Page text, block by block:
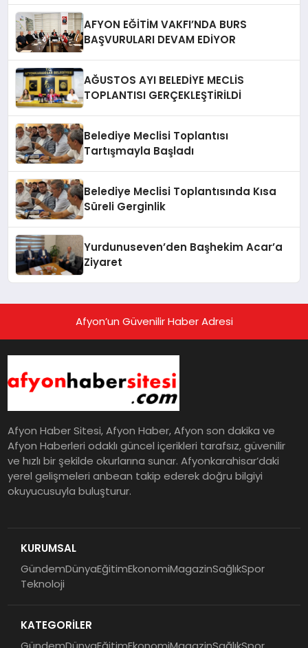
AFYON EĞİTİM VAKFI’NDA BURS
BAŞVURULARI DEVAM EDİYOR
AĞUSTOS AYI BELEDİYE MECLİS
TOPLANTISI GERÇEKLEŞTİRİLDİ
Belediye Meclisi Toplantısı
Tartışmayla Başladı
Belediye Meclisi Toplantısında Kısa
Süreli Gerginlik
Yurdunuseven’den Başhekim Acar’a
Ziyaret
Afyon’un Güvenilir Haber Adresi
Afyon Haber Sitesi, Afyon Haber, Afyon son dakika ve
Afyon Haberleri odaklı güncel içerikleri tarafsız, güvenilir
ve hızlı bir şekilde okurlarına sunar. Afyonkarahisar’daki
yerel gelişmeleri anbean takip ederek doğru bilgiyi
okuyucusuyla buluşturur.
KURUMSAL
GündemDünyaEğitimEkonomiMagazinSağlıkSpor
Teknoloji
KATEGORİLER